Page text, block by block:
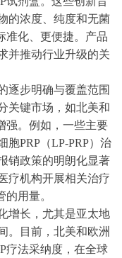
的浓度、纯度和无菌
准化、更便捷。产品
并推动行业升级的关
逐步明确与覆盖范围
关键市场，如北美和
强。例如，一些主要
胞PRP（LP-PRP）治
销政策的明朗化显著
疗机构开展相关治疗
用量。
增长，尤其是亚太地
。目前，北美和欧洲
疗法采纳度，在全球